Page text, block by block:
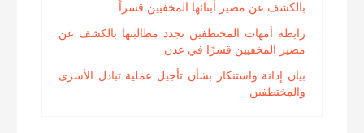
بالكشف عن مصير أبنائها المخفيين قسراً
رابطة أمهات المختطفين تجدد مطالبتها بالكشف عن
مصير المخفيين قسرًا في عدن
بيان إدانة واستنكار بشأن تأجيل عملية تبادل الأسرى
والمختطفين